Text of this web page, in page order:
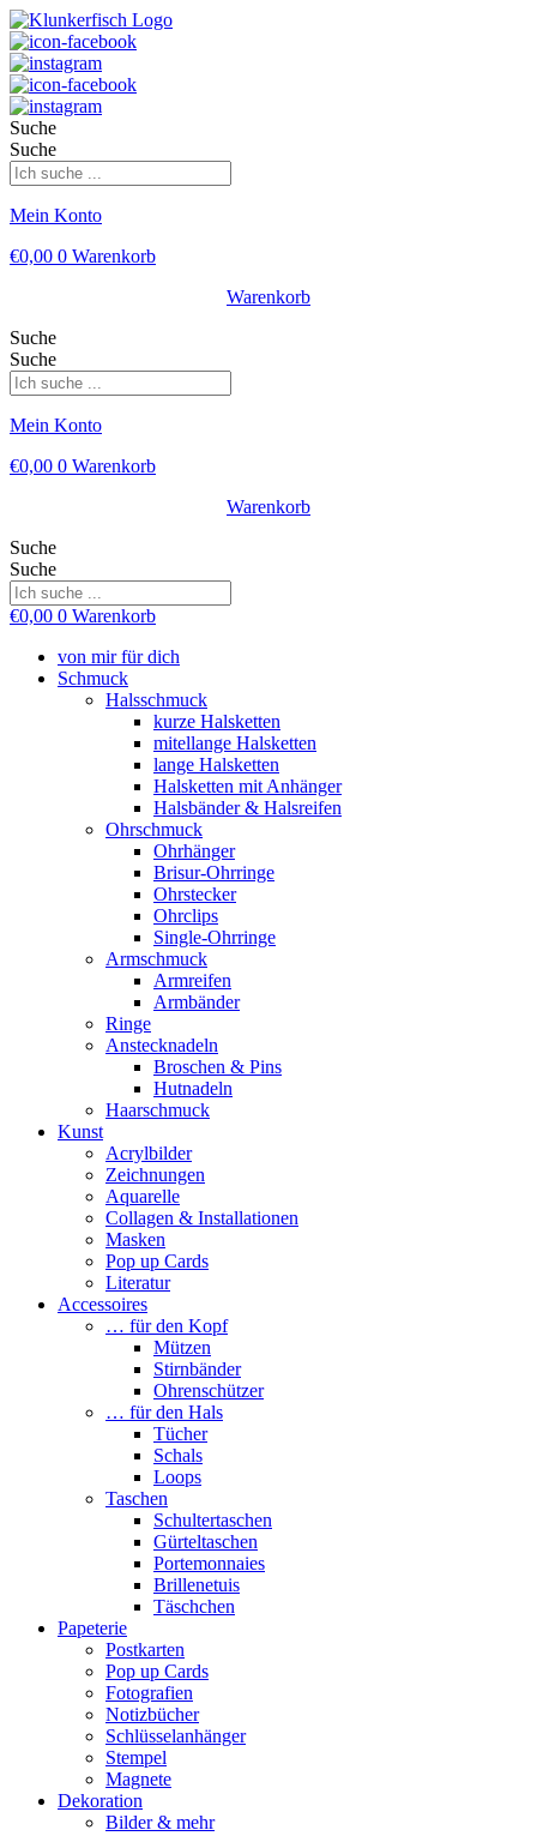
Suche
Suche
Mein Konto
€0,00 0 Warenkorb
Warenkorb
Suche
Suche
Mein Konto
€0,00 0 Warenkorb
Warenkorb
Suche
Suche
€0,00 0 Warenkorb
von mir für dich
Schmuck
Halsschmuck
kurze Halsketten
mitellange Halsketten
lange Halsketten
Halsketten mit Anhänger
Halsbänder & Halsreifen
Ohrschmuck
Ohrhänger
Brisur-Ohrringe
Ohrstecker
Ohrclips
Single-Ohrringe
Armschmuck
Armreifen
Armbänder
Ringe
Anstecknadeln
Broschen & Pins
Hutnadeln
Haarschmuck
Kunst
Acrylbilder
Zeichnungen
Aquarelle
Collagen & Installationen
Masken
Pop up Cards
Literatur
Accessoires
… für den Kopf
Mützen
Stirnbänder
Ohrenschützer
… für den Hals
Tücher
Schals
Loops
Taschen
Schultertaschen
Gürteltaschen
Portemonnaies
Brillenetuis
Täschchen
Papeterie
Postkarten
Pop up Cards
Fotografien
Notizbücher
Schlüsselanhänger
Stempel
Magnete
Dekoration
Bilder & mehr